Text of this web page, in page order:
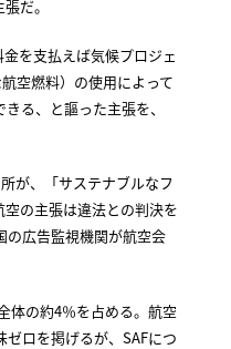
だ。
を支払えば気候プロジェ
空燃料）の使用によって
る、と謳った主張を、
が、「サステナブルなフ
の主張は違法との判決を
の広告監視機関が航空会
体の約4％を占める。航空
ロを掲げるが、SAFにつ